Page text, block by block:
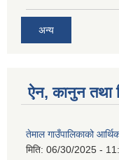
अन्य
ऐन, कानुन तथा
तेमाल गाउँपालिकाको
मिति: 06/30/2025 -